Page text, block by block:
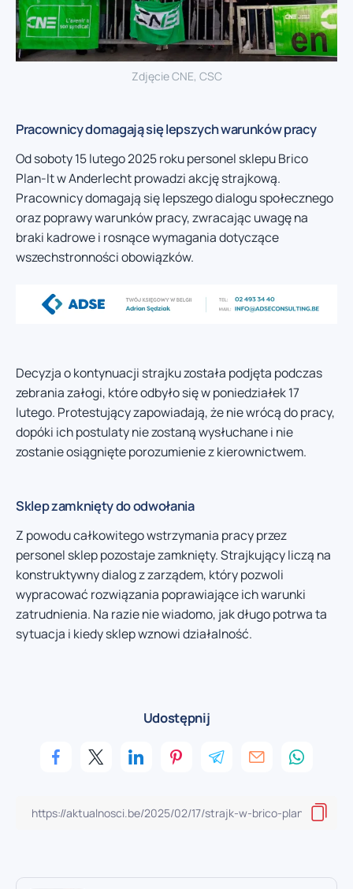
Zdjęcie CNE, CSC
Pracownicy domagają się lepszych warunków pracy
Od soboty 15 lutego 2025 roku personel sklepu Brico
Plan-It w Anderlecht prowadzi akcję strajkową.
Pracownicy domagają się lepszego dialogu społecznego
oraz poprawy warunków pracy, zwracając uwagę na
braki kadrowe i rosnące wymagania dotyczące
wszechstronności obowiązków.
Decyzja o kontynuacji strajku została podjęta podczas
zebrania załogi, które odbyło się w poniedziałek 17
lutego. Protestujący zapowiadają, że nie wrócą do pracy,
dopóki ich postulaty nie zostaną wysłuchane i nie
zostanie osiągnięte porozumienie z kierownictwem.
Sklep zamknięty do odwołania
Z powodu całkowitego wstrzymania pracy przez
personel sklep pozostaje zamknięty. Strajkujący liczą na
konstruktywny dialog z zarządem, który pozwoli
wypracować rozwiązania poprawiające ich warunki
zatrudnienia. Na razie nie wiadomo, jak długo potrwa ta
sytuacja i kiedy sklep wznowi działalność.
Udostępnij